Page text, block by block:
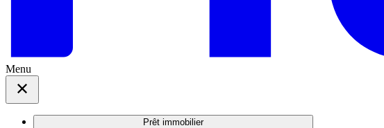
Menu
Prêt immobilier